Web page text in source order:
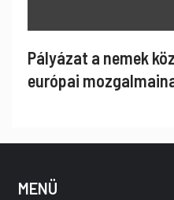
Pályázat a nemek
európai
MENÜ